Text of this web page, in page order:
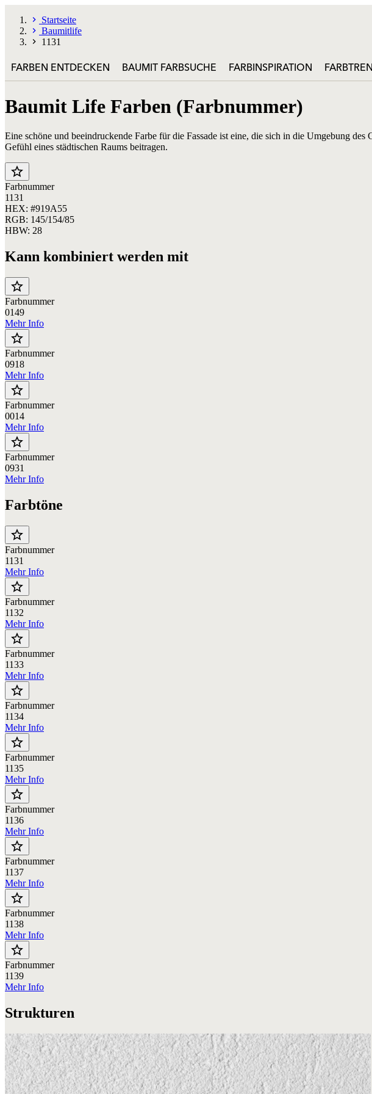
Startseite
Baumitlife
1131
FARBEN ENTDECKEN BAUMIT FARBSUCHE FARBINSPIRATION
Baumit Life Farben (Farbnummer)
Eine schöne und beeindruckende Farbe für die Fassade ist eine, die sich in die Umgebung
Gefühl eines städtischen Raums beitragen.
star_border
Farbnummer
1131
HEX: #919A55
RGB: 145/154/85
HBW: 28
Kann kombiniert werden mit
star_border
Farbnummer
0149
Mehr Info
star_border
Farbnummer
0918
Mehr Info
star_border
Farbnummer
0014
Mehr Info
star_border
Farbnummer
0931
Mehr Info
Farbtöne
star_border
Farbnummer
1131
Mehr Info
star_border
Farbnummer
1132
Mehr Info
star_border
Farbnummer
1133
Mehr Info
star_border
Farbnummer
1134
Mehr Info
star_border
Farbnummer
1135
Mehr Info
star_border
Farbnummer
1136
Mehr Info
star_border
Farbnummer
1137
Mehr Info
star_border
Farbnummer
1138
Mehr Info
star_border
Farbnummer
1139
Mehr Info
Strukturen